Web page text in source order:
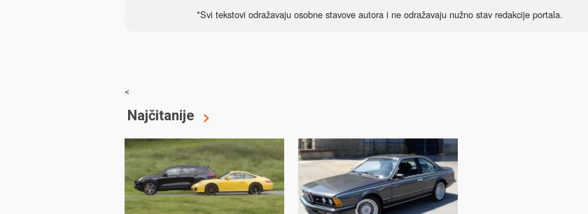
*Svi tekstovi odražavaju osobne stavove autora i ne odražavaju nužno stav redakcije portala.
<
Najčitanije